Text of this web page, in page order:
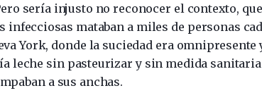
sería injusto no reconocer el contexto,
infecciosas mataban a miles de personas
York, donde la suciedad era omnipresente
leche sin pasteurizar y sin medida
a sus anchas.